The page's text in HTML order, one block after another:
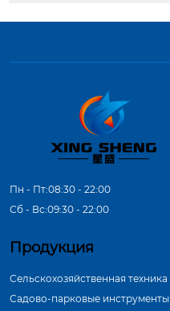
Пн - Пт:08:30 - 22:00
Сб - Вс:09:30 - 22:00
Продукция
Сельскохозяйственная техника
Садово-парковые инструменты